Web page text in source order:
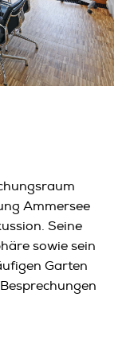
Ammersee
Seine
sowie sein
Garten